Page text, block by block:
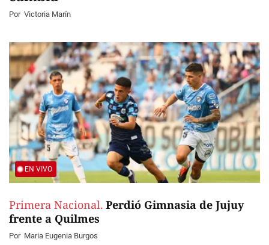
Por Victoria Marín
EN VIVO
Primera Nacional. Perdió Gimnasia de Jujuy
frente a Quilmes
Por Maria Eugenia Burgos